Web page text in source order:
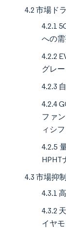
4.2 市場ド
4.2.1
への
4.2.2
グレ
4.2.3
4.2.4
ファ
ィシフ
4.2.5
HPHT
4.3 市場抑
4.3.1
4.3.2
イヤ